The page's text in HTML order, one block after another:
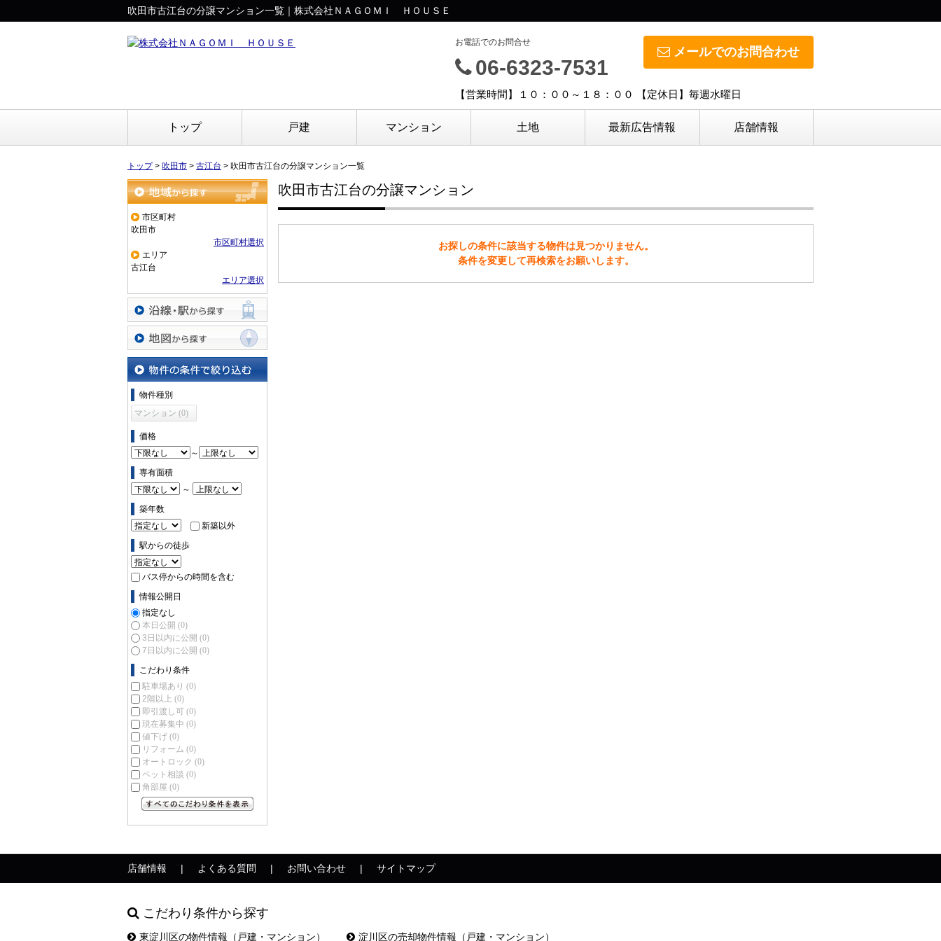
吹田市古江台の分譲マンション一覧｜株式会社ＮＡＧＯＭＩ ＨＯＵＳＥ
メールでのお問合わせ
お電話でのお問合せ
06-6323-7531
【営業時間】１０：００～１８：００ 【定休日】毎週水曜日
トップ 戸建 マンション 土地 最新広告情報 店舗情報
トップ> 吹田市 > 古江台 > 吹田市古江台の分譲マンション一覧
地域から探す
市区町村
吹田市
市区町村選択
エリア
古江台
エリア選択
沿線・駅から探す
地図から探す
物件の条件で絞り込む
物件種別
マンション (0)
価格
～
専有面積
～
築年数
新築以外
駅からの徒歩
バス停からの時間を含む
情報公開日
指定なし
本日公開 (0)
3日以内に公開 (0)
7日以内に公開 (0)
こだわり条件
駐車場あり (0)
2階以上 (0)
即引渡し可 (0)
現在募集中 (0)
値下げ (0)
リフォーム (0)
オートロック (0)
ペット相談 (0)
角部屋 (0)
吹田市古江台の分譲マンション
お探しの条件に該当する物件は見つかりません。
条件を変更して再検索をお願いします。
店舗情報 よくある質問 お問い合わせ サイトマップ
こだわり条件から探す
東淀川区の物件情報（戸建・マンション） 淀川区の売却物件情報（戸建・マンション）